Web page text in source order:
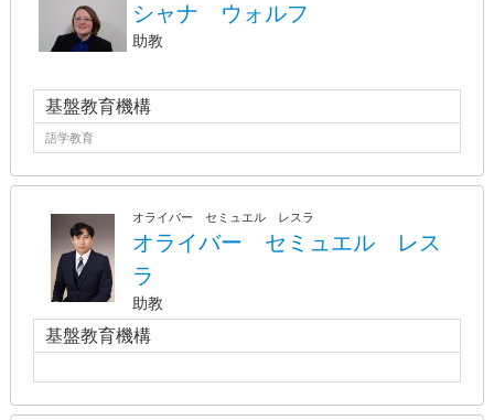
シャナ ウォルフ
助教
基盤教育機構
語学教育
オライバー セミュエル レスラ
オライバー セミュエル レス
ラ
助教
基盤教育機構